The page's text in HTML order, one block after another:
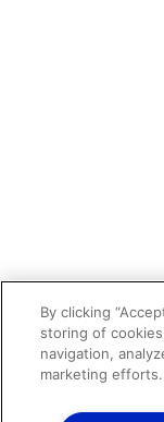
By clicking
storing of
navigation,
marketing efforts.